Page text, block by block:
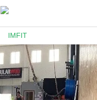
IMFIT